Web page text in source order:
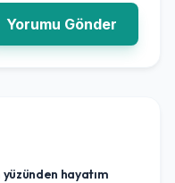
Yorumu Gönder
hayatım